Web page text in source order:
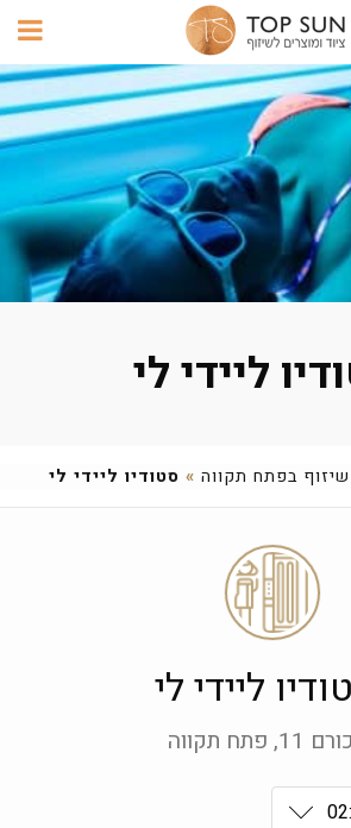
ליידי לי
שיזוף בפתח תקווה » סטודיו ליידי לי
ליידי לי
פתח תקווה